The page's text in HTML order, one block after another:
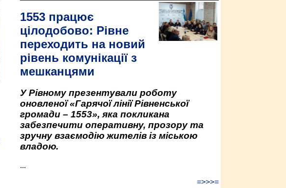
1553 працює
цілодобово: Рівне
переходить на новий
рівень комунікації з
мешканцями
У Рівному презентували роботу
оновленої «Гарячої лінії Рівненської
громади – 1553», яка покликана
забезпечити оперативну, прозору та
зручну взаємодію жителів із міською
владою.
...
=>>>=